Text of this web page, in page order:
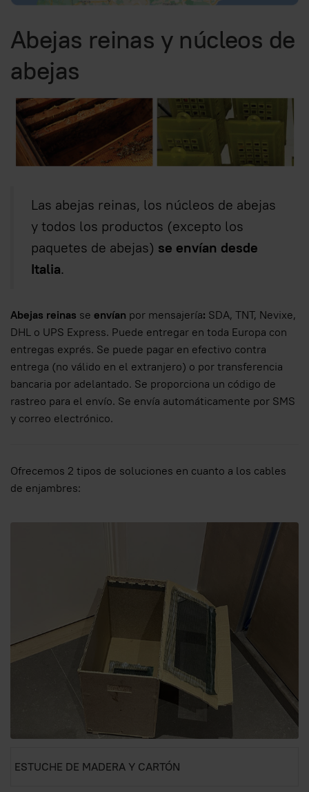
Abejas reinas y núcleos de
abejas
Las abejas reinas, los núcleos de abejas
y todos los productos (excepto los
paquetes de abejas) se envían desde
Italia.
Abejas reinas se envían por mensajería: SDA, TNT, Nevixe,
DHL o UPS Express. Puede entregar en toda Europa con
entregas exprés. Se puede pagar en efectivo contra
entrega (no válido en el extranjero) o por transferencia
bancaria por adelantado. Se proporciona un código de
rastreo para el envío. Se envía automáticamente por SMS
y correo electrónico.
Ofrecemos 2 tipos de soluciones en cuanto a los cables
de enjambres:
ESTUCHE DE MADERA Y CARTÓN